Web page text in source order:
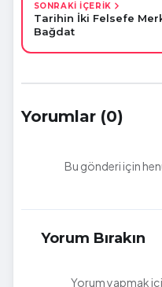
SONRAKİ İÇERİK
Tarihin İki Felsefe
Bağdat
Yorumlar (0)
Bu gönderi için
Yorum Bırakın
Yorum yapmak